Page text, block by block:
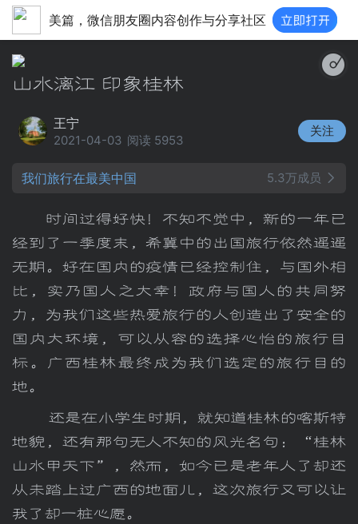
美篇，微信朋友圈内容创作与分享社区
山水漓江 印象桂林
王宁
2021-04-03 阅读 5953
关注
我们旅行在最美中国 5.3万成员
时间过得好快！不知不觉中，新的一年已
经到了一季度末，希冀中的出国旅行依然遥遥
无期。好在国内的疫情已经控制住，与国外相
比，实乃国人之大幸！政府与国人的共同努
力，为我们这些热爱旅行的人创造出了安全的
国内大环境，可以从容的选择心怡的旅行目
标。广西桂林最终成为我们选定的旅行目的
地。
还是在小学生时期，就知道桂林的喀斯特
地貌，还有那句无人不知的风光名句：“桂林
山水甲天下”，然而，如今已是老年人了却还
从未踏上过广西的地面儿，这次旅行又可以让
我了却一桩心愿。
唱山歌【壮族